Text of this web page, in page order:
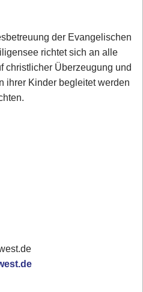
der Evangelischen
richtet sich an alle
christlicher Überzeugung und
ihrer Kinder begleitet werden